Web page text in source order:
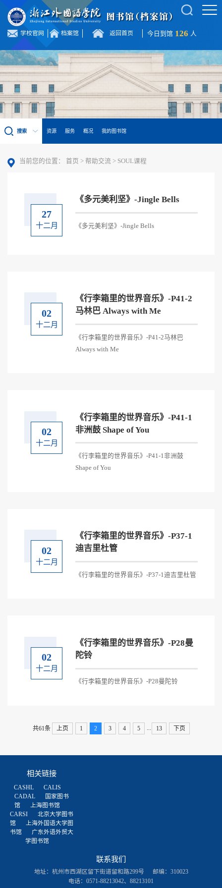
学校官网 档案馆 返回首页 今日到馆 126 人
搜索 资源 服务 概况 我的图书馆
当前您的位置： 首页 > 帮助交流 > SOUL课程
27
十二月
《多元美利坚》-Jingle Bells
《多元美利坚》-Jingle Bells
02
十二月
《行李箱里的世界音乐》-P41-2
马林巴 Always with Me
《行李箱里的世界音乐》-P41-2马林巴
Always with Me
02
十二月
《行李箱里的世界音乐》-P41-1
非洲鼓 Shape of You
《行李箱里的世界音乐》-P41-1非洲鼓
Shape of You
02
十二月
《行李箱里的世界音乐》-P37-1
迪吉里杜管
《行李箱里的世界音乐》-P37-1迪吉里杜管
02
十二月
《行李箱里的世界音乐》-P28曼
陀铃
《行李箱里的世界音乐》-P28曼陀铃
共61条 上页 1 2 3 4 5 13 下页
相关链接
CASHL
CALIS
CADAL
国家图书
馆
上海图书馆
CARSI
北京大学图书
馆
上海外国语大学图
书馆
广东外语外贸大
学图书馆
联系我们
地址：杭州市西湖区留下街道留和路299号
邮编：310023
电话：0571-88213042、88213101